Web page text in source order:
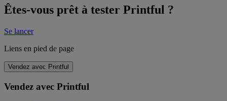
Êtes-vous prêt à tester Printful ?
Se lancer
Liens en pied de page
Vendez avec Printful
Vendez avec Printful